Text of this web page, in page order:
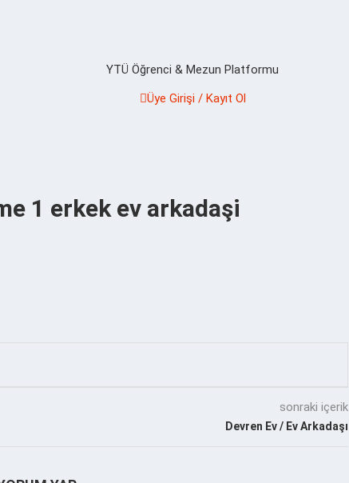
YTÜ Öğrenci & Mezun Platformu
Üye Girişi / Kayıt Ol
1 erkek ev arkadaşi
sonraki içerik
Devren Ev / Ev Arkadaşı